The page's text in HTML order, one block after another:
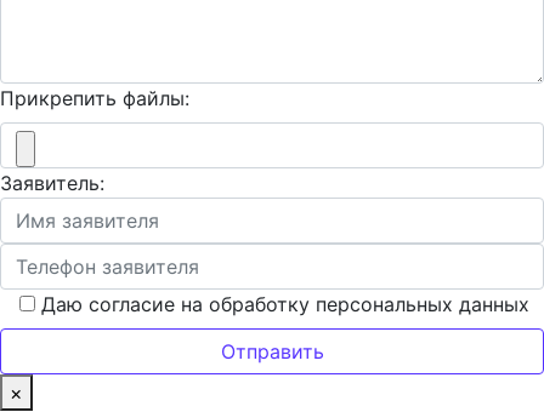
Прикрепить файлы:
Заявитель:
Даю согласие на обработку персональных данных
×